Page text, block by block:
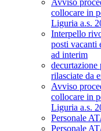
Avviso
collocare in
Liguria a.s.
Interpello
posti vacanti
ad interim
rilasciate da
Avviso
collocare in
Liguria a.s.
Personale
Personale